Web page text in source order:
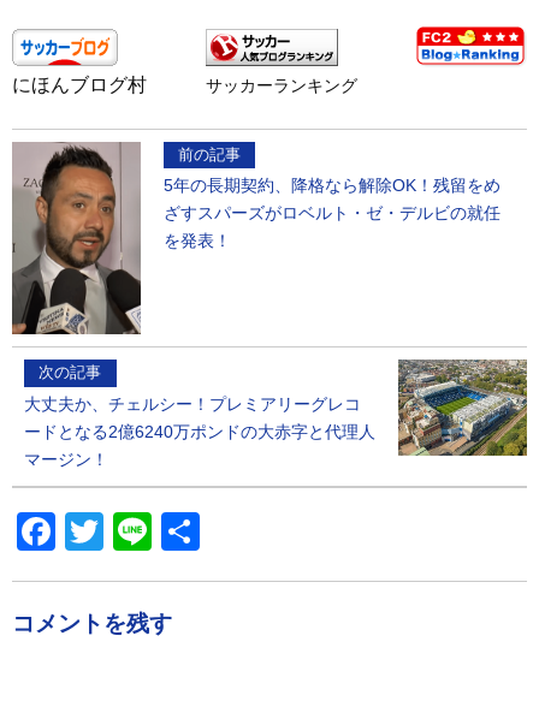
にほんブログ村 サッカーランキング
前の記事
5年の長期契約、降格なら解除OK！残留をめ
ざすスパーズがロベルト・ゼ・デルビの就任
を発表！
次の記事
大丈夫か、チェルシー！プレミアリーグレコ
ードとなる2億6240万ポンドの大赤字と代理人
マージン！
Facebook
Twitter
Line
有
コメントを残す